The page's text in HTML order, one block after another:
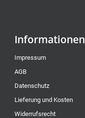
Informationen
Impressum
AGB
Datenschutz
Lieferung und Kosten
Widerrufsrecht